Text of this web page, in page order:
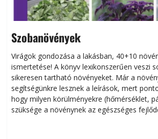
Szobanövények
Virágok gondozása a lakásban, 40+10
ismertetése! A könyv lexikonszerűen veszi
sikeresen tart­ha­tó növényeket. Már a
segítségünkre lesznek a leírások, mert
hogy milyen körülményekre (hőmérséklet,
szüksége a növénynek az egészséges